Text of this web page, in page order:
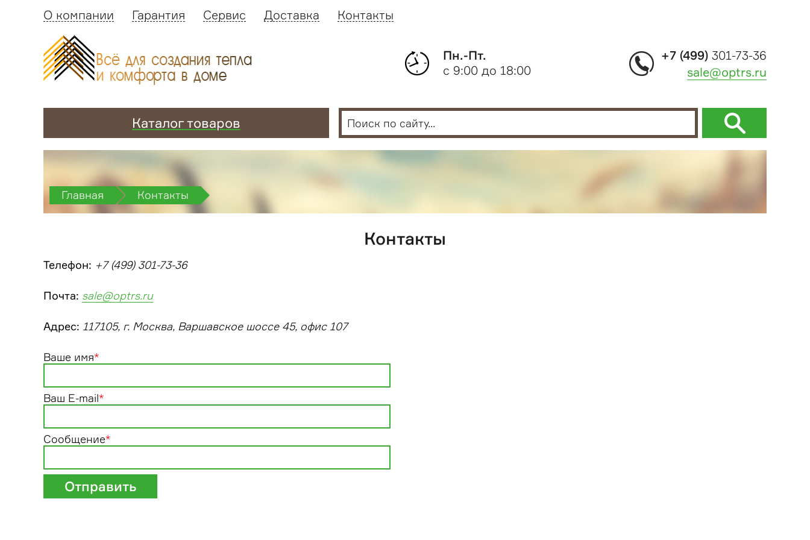
О компании Гарантия Сервис Доставка Контакты
Пн.-Пт.
с 9:00 до 18:00
+7 (499) 301-73-36
sale@optrs.ru
Каталог товаров
Главная Контакты
Контакты
Телефон: +7 (499) 301-73-36
Почта: sale@optrs.ru
Адрес: 117105, г. Москва, Варшавское шоссе 45, офис 107
Ваше имя*
Ваш E-mail*
Сообщение*